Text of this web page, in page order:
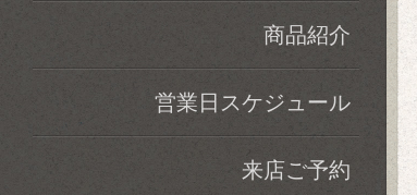
商品紹介
営業日スケジュール
来店ご予約